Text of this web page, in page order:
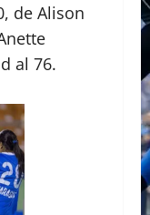
de Alison
al 76.